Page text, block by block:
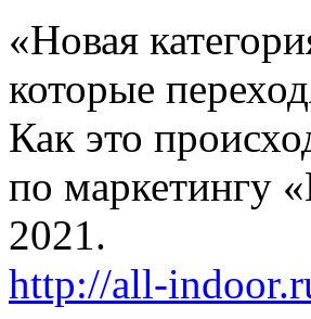
«Новая
которые
Как это
по маркетингу
2021.
http://all-